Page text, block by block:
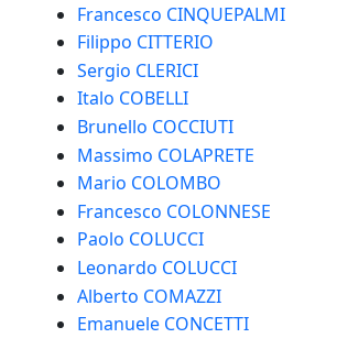
Francesco CINQUEPALMI
Filippo CITTERIO
Sergio CLERICI
Italo COBELLI
Brunello COCCIUTI
Massimo COLAPRETE
Mario COLOMBO
Francesco COLONNESE
Paolo COLUCCI
Leonardo COLUCCI
Alberto COMAZZI
Emanuele CONCETTI